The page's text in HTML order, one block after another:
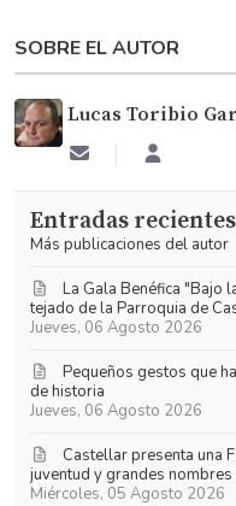
SOBRE EL AUTOR
Lucas Toribio
Suscribirse
las
actualizaciones
Garrido
Entradas
Más publicaciones del autor
Jueves, 06 Agosto 2026
La Gala Benéfica "Bajo
tejado de la Parroquia de
Jueves, 06 Agosto 2026
Pequeños gestos que
de historia
Miércoles, 05 Agosto 2026
​Castellar presenta una
juventud y grandes